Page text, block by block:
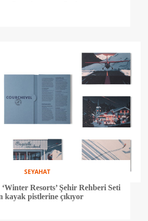
SEYAHAT
Resorts’ Şehir Rehberi Seti
kayak pistlerine çıkıyor